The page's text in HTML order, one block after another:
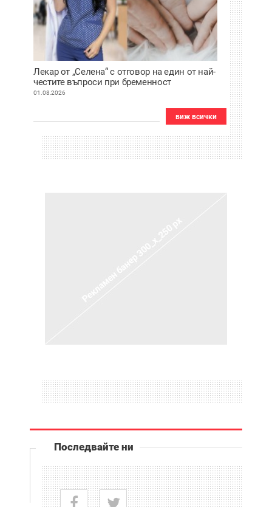
Лекар от „Селена“ с отговор на един от най-
честите въпроси при бременност
01.08.2026
виж всички
Последвайте ни